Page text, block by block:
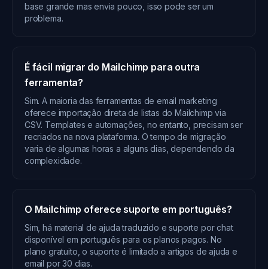
base grande mas envia pouco, isso pode ser um
problema.
É fácil migrar do Mailchimp para outra
ferramenta?
Sim. A maioria das ferramentas de email marketing
oferece importação direta de listas do Mailchimp via
CSV. Templates e automações, no entanto, precisam ser
recriados na nova plataforma. O tempo de migração
varia de algumas horas a alguns dias, dependendo da
complexidade.
O Mailchimp oferece suporte em português?
Sim, há material de ajuda traduzido e suporte por chat
disponível em português para os planos pagos. No
plano gratuito, o suporte é limitado a artigos de ajuda e
email por 30 dias.